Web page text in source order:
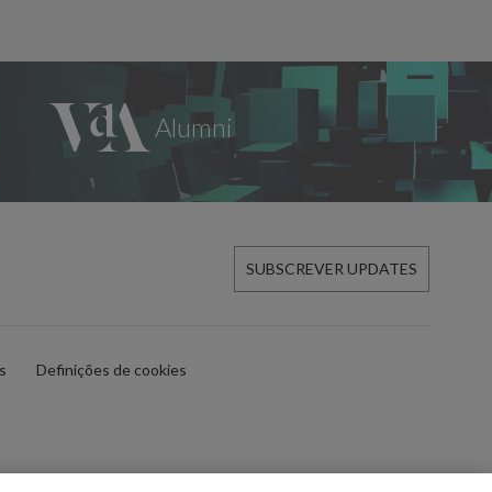
SUBSCREVER UPDATES
Definições de cookies